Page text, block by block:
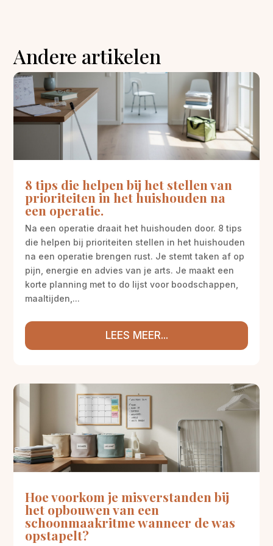
Andere artikelen
8 tips die helpen bij het stellen van
prioriteiten in het huishouden na
een operatie.
Na een operatie draait het huishouden door. 8 tips
die helpen bij prioriteiten stellen in het huishouden
na een operatie brengen rust. Je stemt taken af op
pijn, energie en advies van je arts. Je maakt een
korte planning met to do lijst voor boodschappen,
maaltijden,...
LEES MEER...
Hoe voorkom je misverstanden bij
het opbouwen van een
schoonmaakritme wanneer de was
opstapelt?